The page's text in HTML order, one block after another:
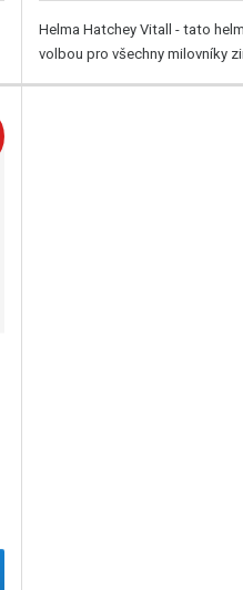
Helma Hatchey Vitall - tato
volbou pro všechny milovníky